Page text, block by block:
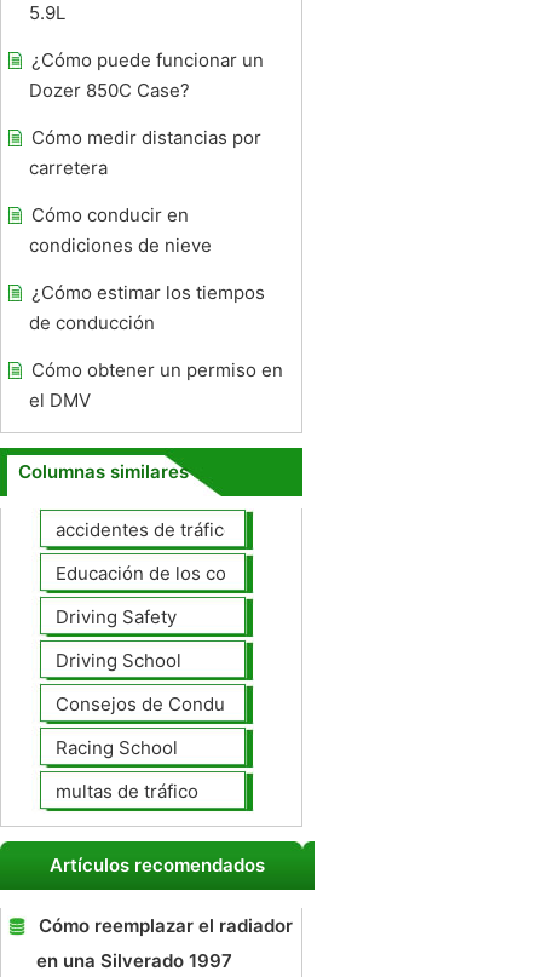
5.9L
¿Cómo puede funcionar un
Dozer 850C Case?
Cómo medir distancias por
carretera
Cómo conducir en
condiciones de nieve
¿Cómo estimar los tiempos
de conducción
Cómo obtener un permiso en
el DMV
Columnas similares
accidentes de tráfico
Educación de los conductores
Driving Safety
Driving School
Consejos de Conducción
Racing School
multas de tráfico
Artículos recomendados
Cómo reemplazar el radiador
en una Silverado 1997